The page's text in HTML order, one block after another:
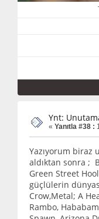
Ynt:
« Yanıtla #38 :
Yazıyorum biraz
aldıktan sonra ;
Green Street
güçlülerin
Crow,Metal; A
Rambo,